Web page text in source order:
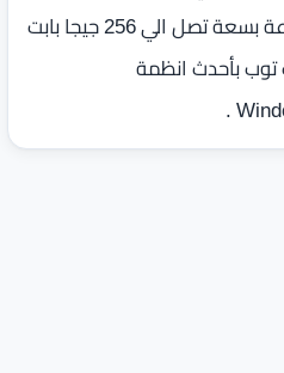
بايت و هارد SDD فائق السرعة بسعة تصل الي 256 جيجا بابت
توب بأحدث انظمة